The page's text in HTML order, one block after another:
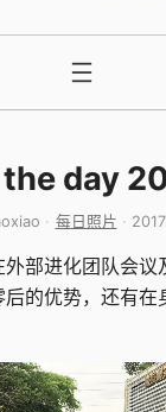
day
每日照片
部进化团队会议
的优势，还有在